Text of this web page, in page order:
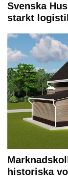
Svenska
starkt
historiska